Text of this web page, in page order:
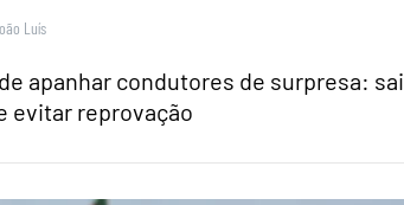
Luís
apanhar condutores de surpresa:
evitar reprovação